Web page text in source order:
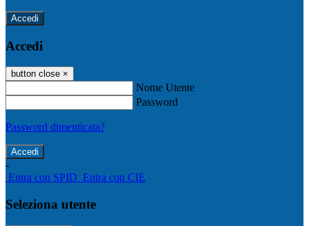
Accedi
Accedi
button close ×
Nome Utente
Password
Password dimenticata?
-
Entra con SPID Entra con CIE
Seleziona utente